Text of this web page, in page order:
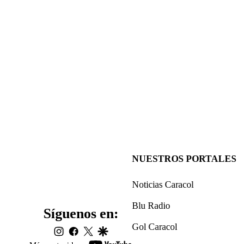
Síguenos en:
instagram
facebook
twittergoogle
NUESTROS PORTALES
Noticias Caracol
Blu Radio
Gol Caracol